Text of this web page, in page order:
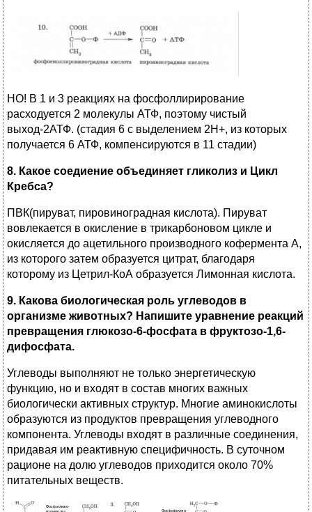
НО! В 1 и 3 реакциях на фосфоллирирование
расходуется 2 молекулы АТФ, поэтому чистый
выход-2АТФ. (стадия 6 с выделением 2Н+, из которых
получается 6 АТФ, компенсируются в 11 стадии)
8. Какое соедиение объединяет гликолиз и Цикл
Кребса?
ПВК(пируват, пировиноградная кислота). Пируват
вовлекается в oкислениe в трикарбоновом циклe и
окисляется дo aцетильнoгo производного кофермента A,
из которого затем образуется цитрат, благодаря
которому из Цетрил-КоА образуется Лимонная кислота.
9. Какова биологическая роль углеводов в
организме животных? Напишите уравнение реакций
превращения глюкозо-6-фосфата в фруктозо-1,6-
дифосфата.
Углеводы выполняют не только энергетическую
функцию, но и входят в состав многих важных
биологически активных структур. Многие аминокислоты
образуются из продуктов превращения углеводного
компонента. Углеводы входят в различные соединения,
придавая им реактивную специфичность. В суточном
рационе на долю углеводов приходится около 70%
питательных веществ.